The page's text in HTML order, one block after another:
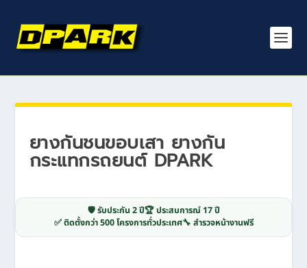
ยางกันชนขอบเสา ยางกัน
กระแทกรถยนต์ DPARK
🛡️ รับประกัน 2 ปี🏆 ประสบการณ์ 17 ปี
✅ ติดตั้งกว่า 500 โครงการทั่วประเทศ🔧 สำรวจหน้างานฟรี